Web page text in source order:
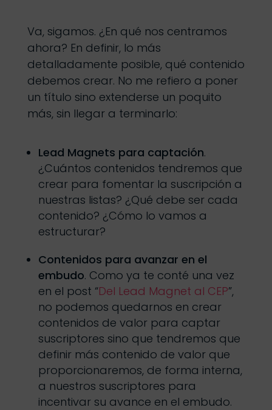
Va, sigamos. ¿En qué nos centramos
ahora? En definir, lo más
detalladamente posible, qué contenido
debemos crear. No me refiero a poner
un título sino extenderse un poquito
más, sin llegar a terminarlo:
Lead Magnets para captación.
¿Cuántos contenidos tendremos que
crear para fomentar la suscripción a
nuestras listas? ¿Qué debe ser cada
contenido? ¿Cómo lo vamos a
estructurar?
Contenidos para avanzar en el
embudo. Como ya te conté una vez
en el post “Del Lead Magnet al CEP”,
no podemos quedarnos en crear
contenidos de valor para captar
suscriptores sino que tendremos que
definir más contenido de valor que
proporcionaremos, de forma interna,
a nuestros suscriptores para
incentivar su avance en el embudo.